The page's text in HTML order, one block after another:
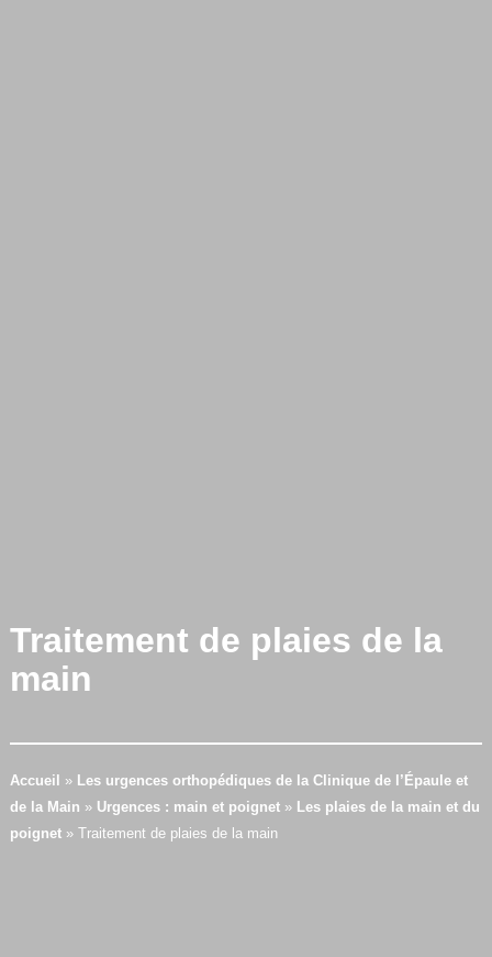
Traitement de plaies de la
main
Accueil » Les urgences orthopédiques de la Clinique de l’Épaule et
de la Main » Urgences : main et poignet» Les plaies de la main et du
poignet» Traitement de plaies de la main